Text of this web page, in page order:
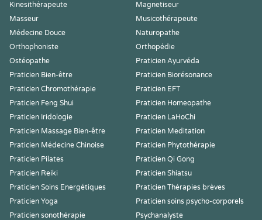
Kinesithérapeute
Magnetiseur
Masseur
Musicothérapeute
Médecine Douce
Naturopathe
Orthophoniste
Orthopédie
Ostéopathe
Praticien Ayurvéda
Praticien Bien-être
Praticien Biorésonance
Praticien Chromothérapie
Praticien EFT
Praticien Feng Shui
Praticien Homeopathe
Praticien Iridologie
Praticien LaHoChi
Praticien Massage Bien-être
Praticien Meditation
Praticien Médecine Chinoise
Praticien Phytothérapie
Praticien Pilates
Praticien Qi Gong
Praticien Reiki
Praticien Shiatsu
Praticien Soins Energétiques
Praticien Thérapies brèves
Praticien Yoga
Praticien soins psycho-corporels
Praticien sonothérapie
Psychanalyste